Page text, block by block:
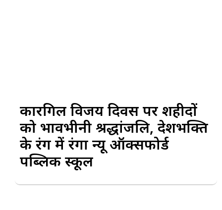
कारगिल विजय दिवस पर शहीदों
को भावभीनी श्रद्धांजलि, देशभक्ति
के रंग में रंगा न्यू ऑक्सफोर्ड
पब्लिक स्कूल